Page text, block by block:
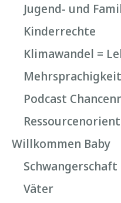
Jugend- und
Kinderrechte
Klimawandel =
Podcast
Willkommen Baby
Väter